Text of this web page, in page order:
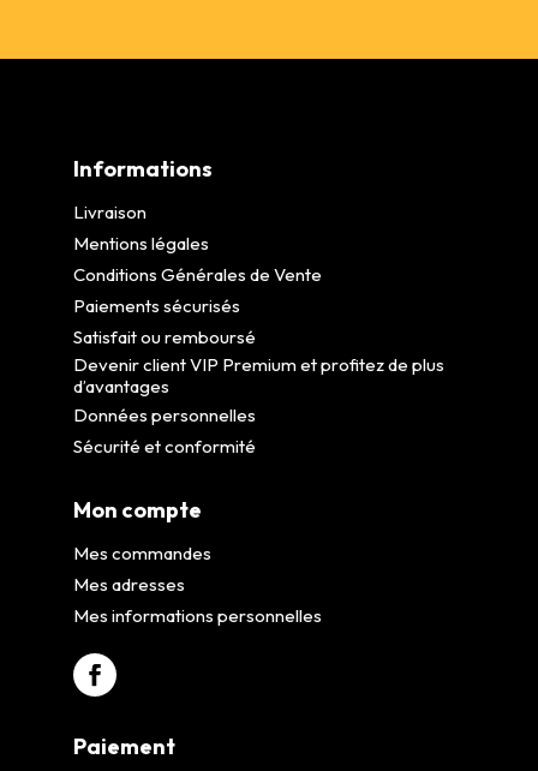
Informations
Livraison
Mentions légales
Conditions Générales de Vente
Paiements sécurisés
Satisfait ou remboursé
Devenir client VIP Premium et profitez de plus
d’avantages
Données personnelles
Sécurité et conformité
Mon compte
Mes commandes
Mes adresses
Mes informations personnelles
Paiement